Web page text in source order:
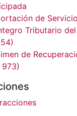
de
Tributario
de
973)